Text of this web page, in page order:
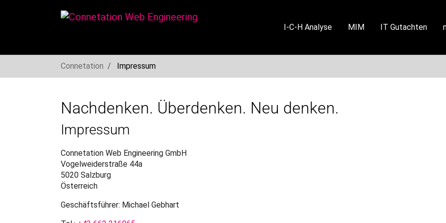
I-C-H Analyse MIM IT Gutachten
Connetation
Impressum
Nachdenken. Überdenken. Neu denken.
Impressum
Connetation Web Engineering GmbH
Vogelweiderstraße 44a
5020 Salzburg
Österreich
Geschäftsführer: Michael Gebhart